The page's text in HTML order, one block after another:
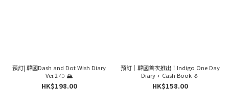
預訂| 韓國Dash and Dot Wish Diary
Ver.2 ☁️ 🏔
HK$198.00
預訂｜韓國首次推出！Indigo One Day
Diary + Cash Book 🌷
HK$158.00